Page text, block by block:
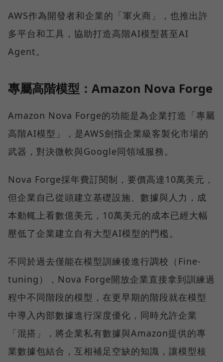
AWS作為開發者和企業的「軍火商」，也推出許
多平台和工具，協助打造高階AI模型甚至AI
Agent。
專屬高階模型：Amazon Nova Forge
Amazon Nova Forge的功能是為企業打造「專屬
高階AI模型」，是AWS劍指企業級客製化市場的
武器，對決微軟與Google同領域服務。
Nova Forge採年費訂閱制，要價高達10萬美元，
但企業自己從頭建立基礎設施、數據與人力，成
本動輒上看數億美元，10萬美元的成本已經大幅
壓低了企業建立自有大型AI模型的門檻。
不同於過去僅能在模型訓練後進行調校（Fine-
tuning），Nova Forge開放企業直接拿到訓練過
程中不同階段的模型，在更早期的階段就在模型
中導入內部數據進行深度優化，同時允許企業
「混搭」，將企業私有數據與Amazon提供的專
業數據包結合，互相補足空缺的知識，讓模型核